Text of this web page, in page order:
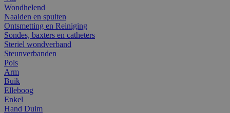
Wondhelend
Naalden en spuiten
Ontsmetting en Reiniging
Sondes, baxters en catheters
Steriel wondverband
Steunverbanden
Pols
Arm
Buik
Elleboog
Enkel
Hand Duim